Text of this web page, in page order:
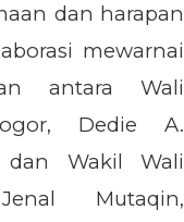
dan harapan
mewarnai
antara Wali
Dedie A.
dan Wakil Wali
Mutaqin,